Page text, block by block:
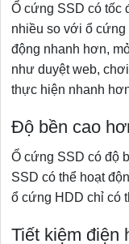
Ổ cứng SSD có tốc
nhiều so với ổ
động nhanh hơn,
như duyệt web,
thực hiện nhanh
Độ bền cao
Ổ cứng SSD có độ
SSD có thể hoạt
ổ cứng HDD chỉ có
Tiết kiệm điện